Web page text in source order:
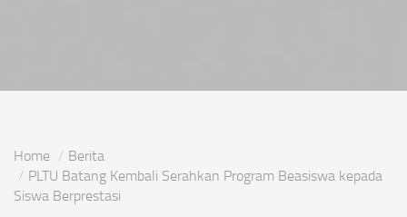
Home
Berita
PLTU Batang Kembali Serahkan Program Beasiswa kepada
Siswa Berprestasi